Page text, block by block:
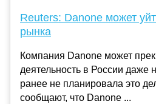
Reuters: Danone может
рынка
Компания Danone может
деятельность в России даже
ранее не планировала это
сообщают, что Danone ...